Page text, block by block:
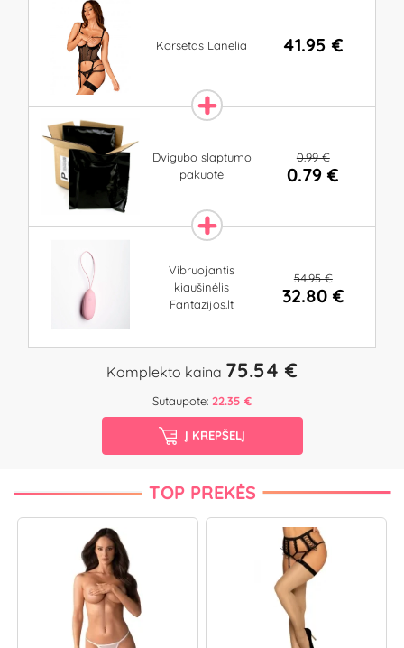
Korsetas Lanelia 41.95 €
Dvigubo slaptumo
pakuotė
0.99 €
0.79 €
Vibruojantis
kiaušinėlis
Fantazijos.lt
54.95 €
32.80 €
Komplekto kaina 75.54 €
Sutaupote: 22.35 €
Į KREPŠELĮ
TOP PREKĖS